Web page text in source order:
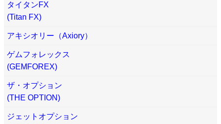
タイタンFX
(Titan FX)
アキシオリー（Axiory）
ゲムフォレックス
(GEMFOREX)
ザ・オプション
(THE OPTION)
ジェットオプション